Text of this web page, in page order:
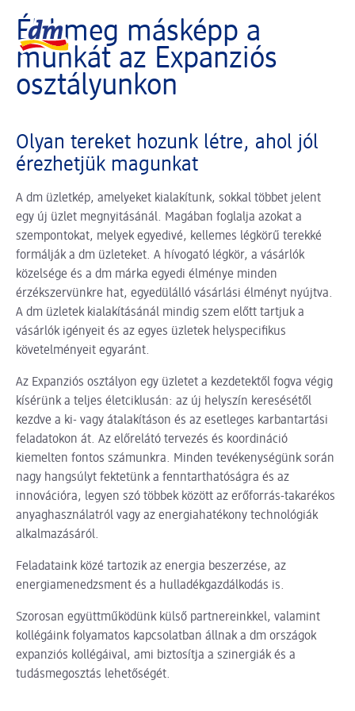
dm logó, vissza a kezdőoldalra
Éld meg másképp a
munkát az Expanziós
osztályunkon
Olyan tereket hozunk létre, ahol jól
érezhetjük magunkat
A dm üzletkép, amelyeket kialakítunk, sokkal többet jelent
egy új üzlet megnyitásánál. Magában foglalja azokat a
szempontokat, melyek egyedivé, kellemes légkörű terekké
formálják a dm üzleteket. A hívogató légkör, a vásárlók
közelsége és a dm márka egyedi élménye minden
érzékszervünkre hat, egyedülálló vásárlási élményt nyújtva.
A dm üzletek kialakításánál mindig szem előtt tartjuk a
vásárlók igényeit és az egyes üzletek helyspecifikus
követelményeit egyaránt.
Az Expanziós osztályon egy üzletet a kezdetektől fogva végig
kísérünk a teljes életciklusán: az új helyszín keresésétől
kezdve a ki- vagy átalakításon és az esetleges karbantartási
feladatokon át. Az előrelátó tervezés és koordináció
kiemelten fontos számunkra. Minden tevékenységünk során
nagy hangsúlyt fektetünk a fenntarthatóságra és az
innovációra, legyen szó többek között az erőforrás-takarékos
anyaghasználatról vagy az energiahatékony technológiák
alkalmazásáról.
Feladataink közé tartozik az energia beszerzése, az
energiamenedzsment és a hulladékgazdálkodás is.
Szorosan együttműködünk külső partnereinkkel, valamint
kollégáink folyamatos kapcsolatban állnak a dm országok
expanziós kollégáival, ami biztosítja a szinergiák és a
tudásmegosztás lehetőségét.